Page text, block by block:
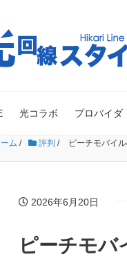
光コラボ プロバイダ
ム / 評判 / ピーチモバイ
2026年6月20日
ピーチモバ